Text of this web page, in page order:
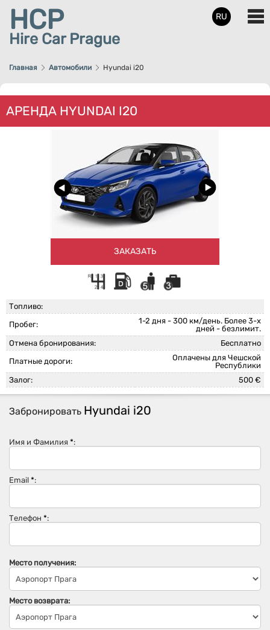
HCP
Hire Car Prague
RU
Главная Автомобили Hyundai i20
АРЕНДА HYUNDAI I20
ЗАКАЗАТЬ
Топливо:
Пробег:
1-2 дня - 300 км/день. Более 3-х
дней - безлимит.
Отмена бронирования:
Бесплатно
Платные дороги:
Оплачены для Чешской
Республики
Залог:
500 €
Забронировать Hyundai i20
Имя и Фамилия *:
Email *:
Телефон *:
Место получения:
Место возврата: